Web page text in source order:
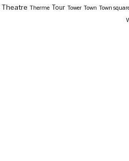
Theatre Therme Tour Tower Town Town